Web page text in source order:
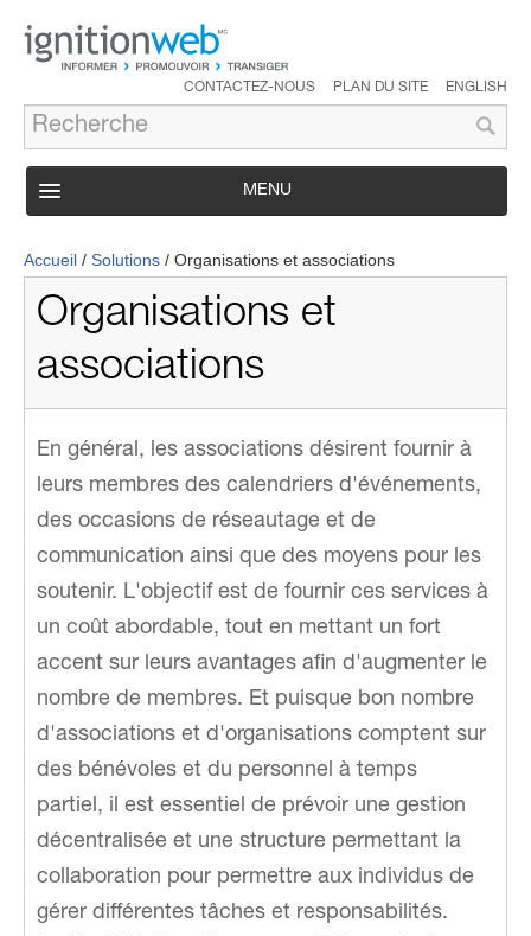
CONTACTEZ-NOUS PLAN DU SITE ENGLISH
MENU
SERVICES
SOUTIEN
SOLUTIONS
ENTREPRISE
Accueil / Solutions / Organisations et associations
Organisations et
associations
En général, les associations désirent fournir à
leurs membres des calendriers d'événements,
des occasions de réseautage et de
communication ainsi que des moyens pour les
soutenir. L'objectif est de fournir ces services à
un coût abordable, tout en mettant un fort
accent sur leurs avantages afin d'augmenter le
nombre de membres. Et puisque bon nombre
d'associations et d'organisations comptent sur
des bénévoles et du personnel à temps
partiel, il est essentiel de prévoir une gestion
décentralisée et une structure permettant la
collaboration pour permettre aux individus de
gérer différentes tâches et responsabilités.